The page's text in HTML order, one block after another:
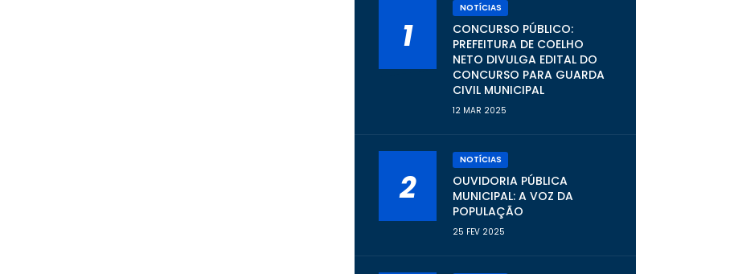
1
NOTÍCIAS
CONCURSO PÚBLICO:
PREFEITURA DE COELHO
NETO DIVULGA EDITAL DO
CONCURSO PARA GUARDA
CIVIL MUNICIPAL
12 MAR 2025
2
NOTÍCIAS
OUVIDORIA PÚBLICA
MUNICIPAL: A VOZ DA
POPULAÇÃO
25 FEV 2025